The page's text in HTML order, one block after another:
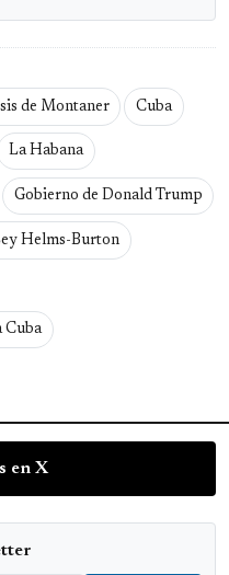
de Montaner Cuba
La Habana
Gobierno de Donald Trump
Helms-Burton
Cuba
en X